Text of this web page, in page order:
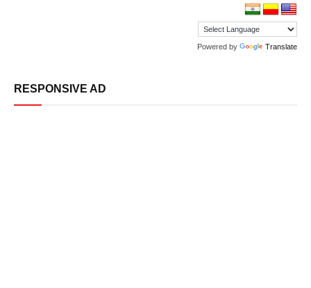
Powered by Translate
RESPONSIVE AD